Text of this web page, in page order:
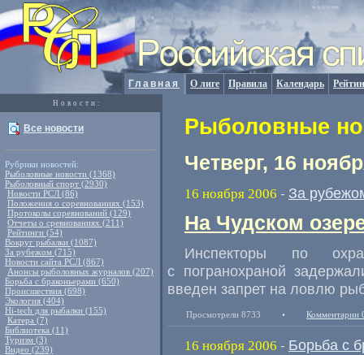
Главная О лиге Правила Календарь
Новости:
Все новости
Рубрики новостей:
Рыболовные новости (1368)
Рыболовный спорт (2930)
Новости РСЛ (86)
Положения о соревнованиях (153)
Протоколы соревнований (129)
Отчеты о сревнованиях (211)
Рейтинги (54)
Вокруг рыбалки (1087)
За рубежом (715)
Новости сайта РСЛ (867)
Анонсы рыболовных журналов (207)
Борьба с браконьерами (650)
Происшествия (698)
Экология (404)
Hi-tech для рыбалки (155)
Катера (7)
Библиотека (11)
Туризм (3)
Видео (239)
Рыболовные
Четверг, 16
16 ноября 2006 - За
На Чудском
Инспекторы по
с погранохраной
введен запрет на ловлю
Просмотрели 8733 • Комментарии
16 ноября 2006 - Борьба с